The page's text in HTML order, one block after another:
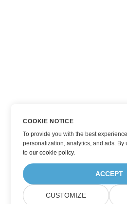
COOKIE NOTICE
To provide you with the best
personalization, analytics, and ads. By
toour cookie policy.
ACCEPT
CUSTOMIZE